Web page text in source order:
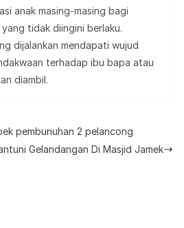
anak masing-masing bagi
tidak diingini berlaku.
dijalankan mendapati wujud
terhadap ibu bapa atau
diambil.
pembunuhan 2 pelancong
Gelandangan Di Masjid Jamek